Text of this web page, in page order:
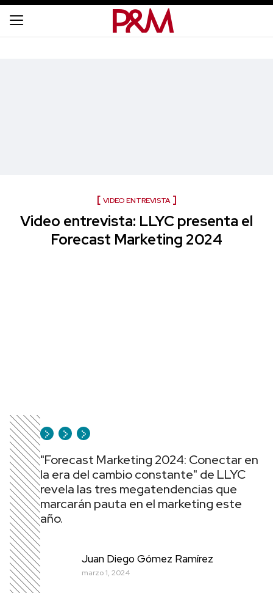
VIDEO ENTREVISTA
Video entrevista: LLYC presenta el
Forecast Marketing 2024
"Forecast Marketing 2024: Conectar en
la era del cambio constante" de LLYC
revela las tres megatendencias que
marcarán pauta en el marketing este
año.
Juan Diego Gómez Ramírez
marzo 1, 2024